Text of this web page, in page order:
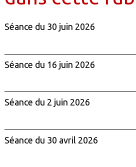
Séance du 30 juin 2026
Séance du 16 juin 2026
Séance du 2 juin 2026
Séance du 30 avril 2026